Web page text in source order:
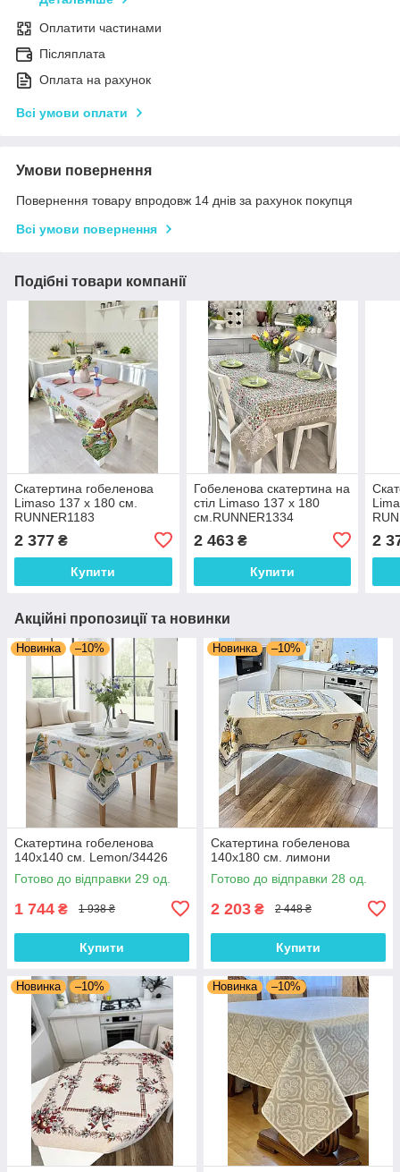
Оплатити частинами
Післяплата
Оплата на рахунок
Всі умови оплати
Умови повернення
Повернення товару впродовж 14 днів за рахунок покупця
Всі умови повернення
Подібні товари компанії
Скатертина гобеленова
Limasо 137 х 180 см.
RUNNER1183
2 377 ₴
Купити
Гобеленова скатертина на
стіл Limaso 137 х 180
см.RUNNER1334
2 463₴
Купити
2
Акційні пропозиції та новинки
Новинка –10%
Скатертина гобеленова
140х140 см. Lemon/34426
Готово до відправки 29 од.
1 744 ₴ 1 938 ₴
Купити
Новинка –10%
Скатертина гобеленова
140х180 см. лимони
Готово до відправки 28 од.
2 203 ₴ 2 448 ₴
Купити
Новинка –10% Новинка –10%